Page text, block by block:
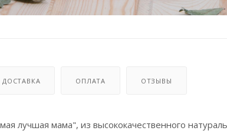
ДОСТАВКА ОПЛАТА ОТЗЫВЫ
лучшая мама", из высококачественного